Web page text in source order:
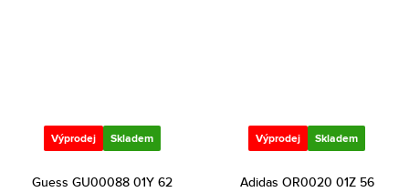
Výprodej Skladem
Guess GU00088 01Y 62
Výprodej Skladem
Adidas OR0020 01Z 56